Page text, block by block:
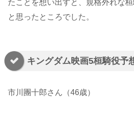
たことを想い出すと、規格外れな
と思ったところでした。
キングダム映画5桓騎役予
市川團十郎さん（46歳）